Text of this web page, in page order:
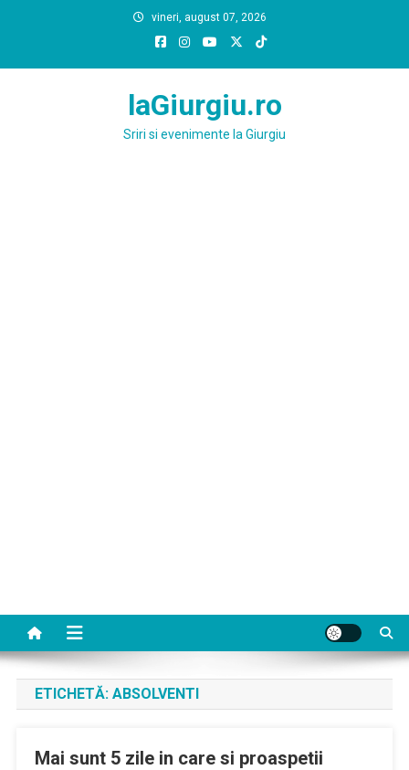
vineri, august 07, 2026
laGiurgiu.ro
Sriri si evenimente la Giurgiu
ETICHETĂ: ABSOLVENTI
Mai sunt 5 zile in care si proaspetii